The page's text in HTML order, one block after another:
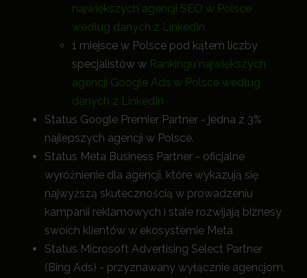
największych agencji SEO w Polsce
według danych z LinkedIn
1 miejsce w Polsce pod kątem liczby
specjalistów w Rankingu największych
agencji Google Ads w Polsce według
danych z LinkedIn
Status Google Premier Partner - jedna z 3%
najlepszych agencji w Polsce.
Status Meta Business Partner - oficjalne
wyróżnienie dla agencji, które wykazują się
najwyższą skutecznością w prowadzeniu
kampanii reklamowych i stale rozwijają biznesy
swoich klientów w ekosystemie Meta
Status Microsoft Advertising Select Partner
(Bing Ads) - przyznawany wyłącznie agencjom,